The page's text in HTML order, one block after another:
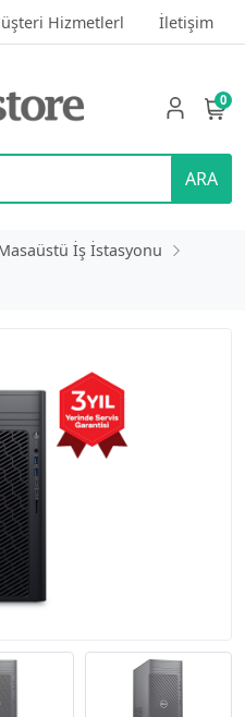
Hizmetlerl İletişim
ARA
0
İş İstasyonu